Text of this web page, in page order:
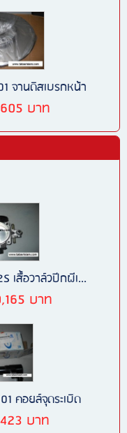
จานดิสเบรกหน้า
บาท
เสื้อวาล์วปีกผีเ...
บาท
คอยล์จุดระเบิด
บาท